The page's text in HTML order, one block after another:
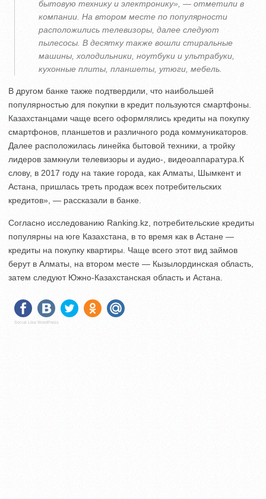
бытовую технику и электронику», — отметили в
компании. На втором месте по популярности
расположились телевизоры, далее следуют
пылесосы. В десятку также вошли стиральные
машины, холодильники, ноутбуки и ультрабуки,
кухонные плиты, планшеты, утюги, мебель.
В другом банке также подтвердили, что наибольшей
популярностью для покупки в кредит пользуются смартфоны.
Казахстанцами чаще всего оформлялись кредиты на покупку
смартфонов, планшетов и различного рода коммуникаторов.
Далее расположилась линейка бытовой техники, а тройку
лидеров замкнули телевизоры и аудио-, видеоаппаратура.К
слову, в 2017 году на такие города, как Алматы, Шымкент и
Астана, пришлась треть продаж всех потребительских
кредитов», — рассказали в банке.
Согласно исследованию Ranking.kz, потребительские кредиты
популярны на юге Казахстана, в то время как в Астане —
кредиты на покупку квартиры. Чаще всего этот вид займов
берут в Алматы, на втором месте — Кызылординская область,
затем следуют Южно-Казахстанская область и Астана.
Social Like WordPress